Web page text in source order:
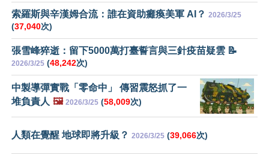
索羅斯與辛漢姆合流：誰在資助癱瘓美軍 AI？ 2026/3/25
(37,040次)
張雪峰猝逝：留下5000萬打臺誓言與三針疫苗疑雲 📝
2026/3/25 (48,242次)
中製導彈實戰「零命中」 傳習震怒抓了一
堆負責人 🖼️ 2026/3/25 (58,009次)
人類在覺醒 地球即將升級？ 2026/3/25 (39,066次)